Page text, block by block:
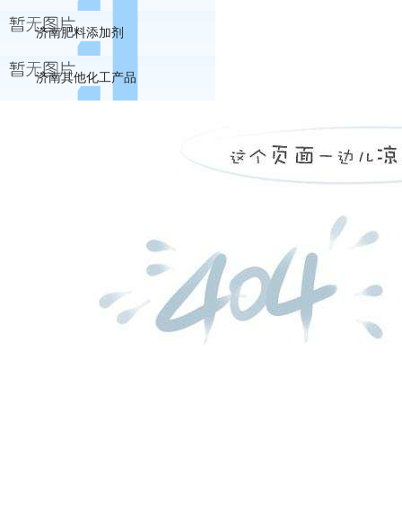
济南肥料添加剂
济南其他化工产品